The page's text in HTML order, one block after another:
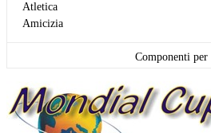
Atletica
Amicizia
Componenti